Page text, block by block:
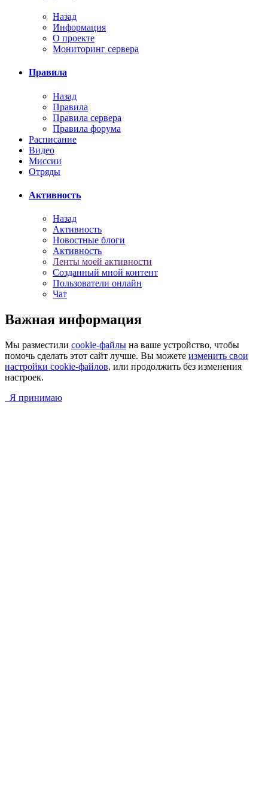
Назад
Информация
О проекте
Мониторинг сервера
Правила
Назад
Правила
Правила сервера
Правила форума
Расписание
Видео
Миссии
Отряды
Активность
Назад
Активность
Новостные блоги
Активность
Ленты моей активности
Созданный мной контент
Пользователи онлайн
Чат
Важная информация
Мы разместили cookie-файлы на ваше устройство, чтобы
помочь сделать этот сайт лучше. Вы можете изменить свои
настройки cookie-файлов, или продолжить без изменения
настроек.
Я принимаю